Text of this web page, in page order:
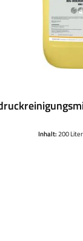
Inhalt:200 Liter